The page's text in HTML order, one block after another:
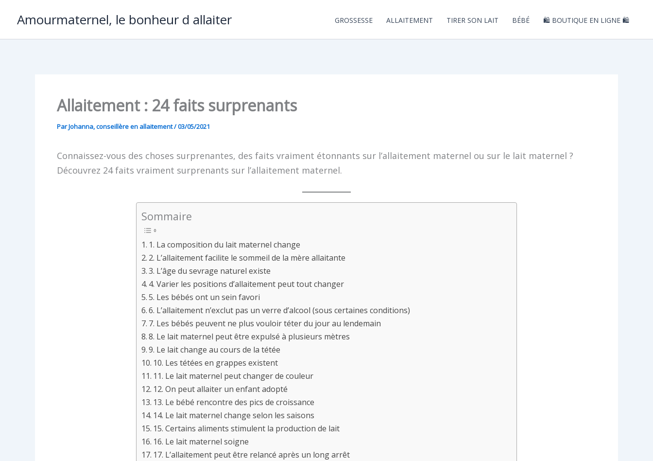
contenu
Amourmaternel, le bonheur d allaiter GROSSESSE ALLAITEMENT TIRER SON LAIT BÉBÉ 🛍️ BOUTIQUE EN LIGNE 🛍️
Allaitement : 24 faits surprenants
ParJohanna, conseillère en allaitement/03/05/2021
Connaissez-vous des choses surprenantes, des faits vraiment étonnants sur l’allaitement maternel ou sur le lait maternel ?
Découvrez 24 faits vraiment surprenants sur l’allaitement maternel.
Sommaire
1. La composition du lait maternel change
2. L’allaitement facilite le sommeil de la mère allaitante
3. L’âge du sevrage naturel existe
4. Varier les positions d’allaitement peut tout changer
5. Les bébés ont un sein favori
6. L’allaitement n’exclut pas un verre d’alcool (sous certaines conditions)
7. Les bébés peuvent ne plus vouloir téter du jour au lendemain
8. Le lait maternel peut être expulsé à plusieurs mètres
9. Le lait change au cours de la tétée
10. Les tétées en grappes existent
11. Le lait maternel peut changer de couleur
12. On peut allaiter un enfant adopté
13. Le bébé rencontre des pics de croissance
14. Le lait maternel change selon les saisons
15. Certains aliments stimulent la production de lait
16. Le lait maternel soigne
17. L’allaitement peut être relancé après un long arrêt